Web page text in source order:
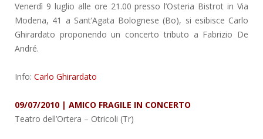
Venerdì 9 luglio alle ore 21.00 presso l’Osteria Bistrot in Via
Modena, 41 a Sant’Agata Bolognese (Bo), si esibisce Carlo
Ghirardato proponendo un concerto tributo a Fabrizio De
André.
Info: Carlo Ghirardato
09/07/2010 | AMICO FRAGILE IN CONCERTO
Teatro dell’Ortera – Otricoli (Tr)